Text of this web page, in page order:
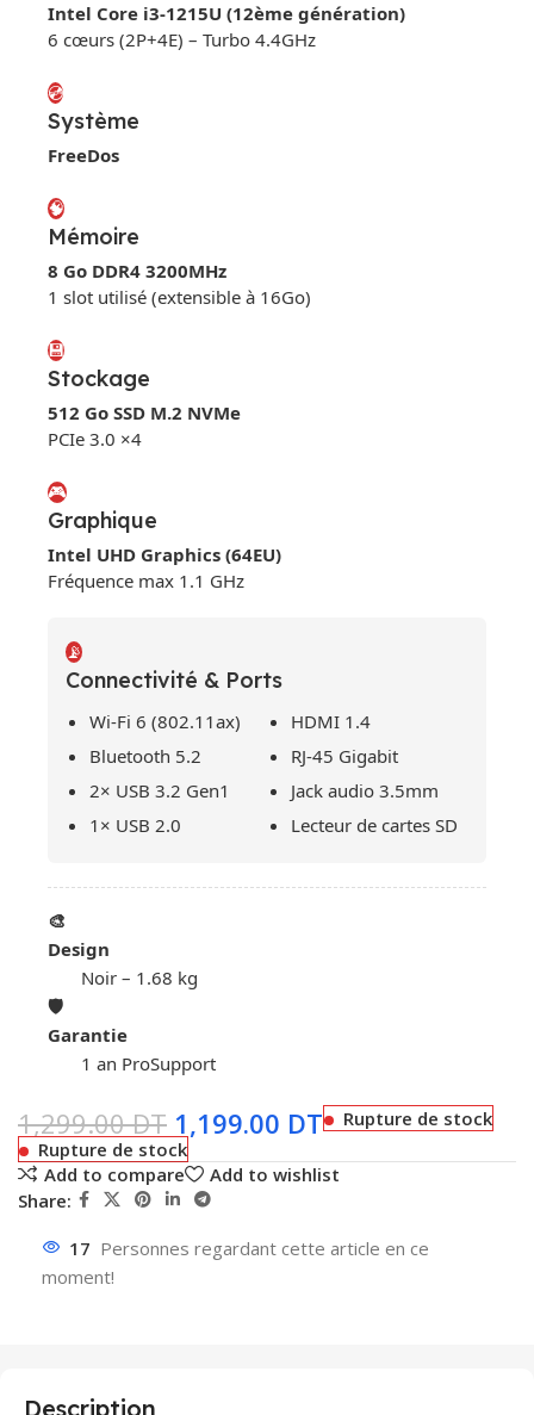
Intel Core i3-1215U (12ème génération)
6 cœurs (2P+4E) – Turbo 4.4GHz
💿
Système
FreeDos
🧠
Mémoire
8 Go DDR4 3200MHz
1 slot utilisé (extensible à 16Go)
💾
Stockage
512 Go SSD M.2 NVMe
PCIe 3.0 ×4
🎮
Graphique
Intel UHD Graphics (64EU)
Fréquence max 1.1 GHz
📡
Connectivité & Ports
Wi-Fi 6 (802.11ax)
Bluetooth 5.2
2× USB 3.2 Gen1
1× USB 2.0
HDMI 1.4
RJ-45 Gigabit
Jack audio 3.5mm
Lecteur de cartes SD
🎨
Design
Noir – 1.68 kg
🛡️
Garantie
1 an ProSupport
1,299.00DT 1,199.00 DT
Rupture de stock
Rupture de stock
Add to compare
Add to wishlist
Share:
17 Personnes regardant cette article en ce
moment!
Description